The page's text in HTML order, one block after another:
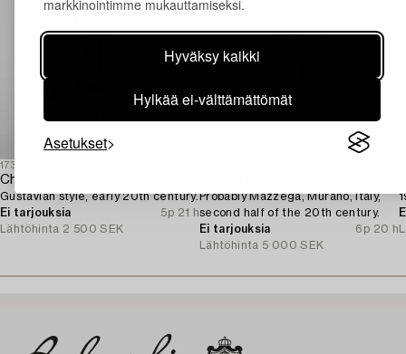
markkinointimme mukauttamiseksi.
Hyväksy kaikki
Hylkää ei-välttämättömät
Asetukset
1731915
Chandelier,
Gustavian style, early 20th century.
Ei tarjouksia
5p 21 h
Lähtöhinta 2 500 SEK
Probably Mazzega, Murano, Italy,
second half of the 20th century.
Ei tarjouksia
6p 20 h
Lähtöhinta 5 000 SEK